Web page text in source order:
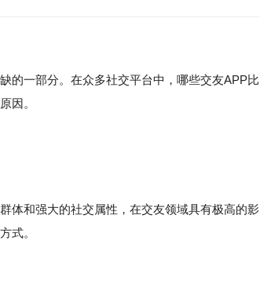
的一部分。在众多社交平台中，哪些交友APP比
因。
体和强大的社交属性，在交友领域具有极高的影
式。